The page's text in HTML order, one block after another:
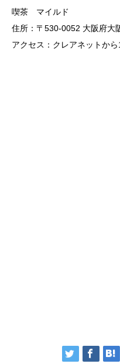
喫茶 マイルド
住所：〒530-0052 大阪府大
アクセス：クレアネットか